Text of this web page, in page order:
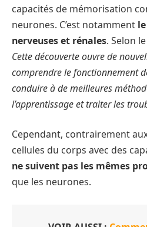
capacités de mémorisation
neurones. C’est notamment
nerveuses et rénales. Selon
Cette découverte ouvre de
comprendre le fonctionnement
conduire à de meilleures
l’apprentissage et traiter les
Cependant, contrairement
cellules du corps avec des
ne suivent pas les mêmes
que les neurones.